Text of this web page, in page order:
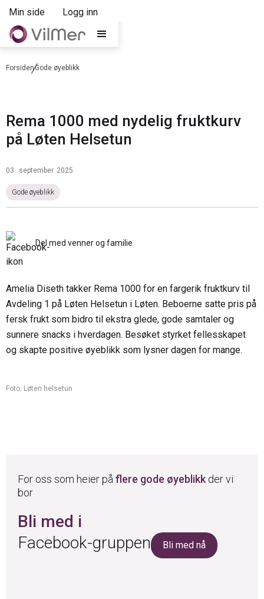
Min side Logg inn
ForsidenGode øyeblikk
Rema 1000 med nydelig fruktkurv
på Løten Helsetun
03 . september 2025
Gode øyeblikk
Del med venner og familie
Amelia Diseth takker Rema 1000 for en fargerik fruktkurv til
Avdeling 1 på Løten Helsetun i Løten. Beboerne satte pris på
fersk frukt som bidro til ekstra glede, gode samtaler og
sunnere snacks i hverdagen. Besøket styrket fellesskapet
og skapte positive øyeblikk som lysner dagen for mange.
Foto: Løten helsetun
For oss som heier på flere gode øyeblikk der vi
bor
Bli med i
Facebook-gruppen
Bli med nå